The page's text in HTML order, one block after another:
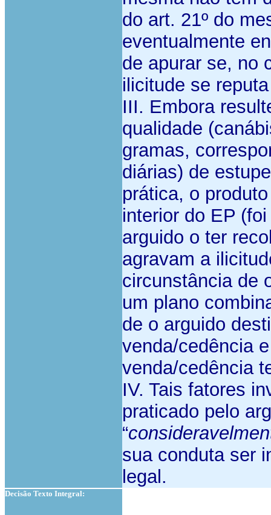
do art. 21º do
eventualmente
de apurar se, no
ilicitude se reputa
III. Embora
qualidade
gramas,
diárias) de
prática, o
interior do EP
arguido o ter
agravam a
circunstância de
um plano
de o arguido
venda/cedência
venda/cedência
IV. Tais fatores
praticado pelo
“
sua conduta ser
legal.
Decisão Texto Integral: